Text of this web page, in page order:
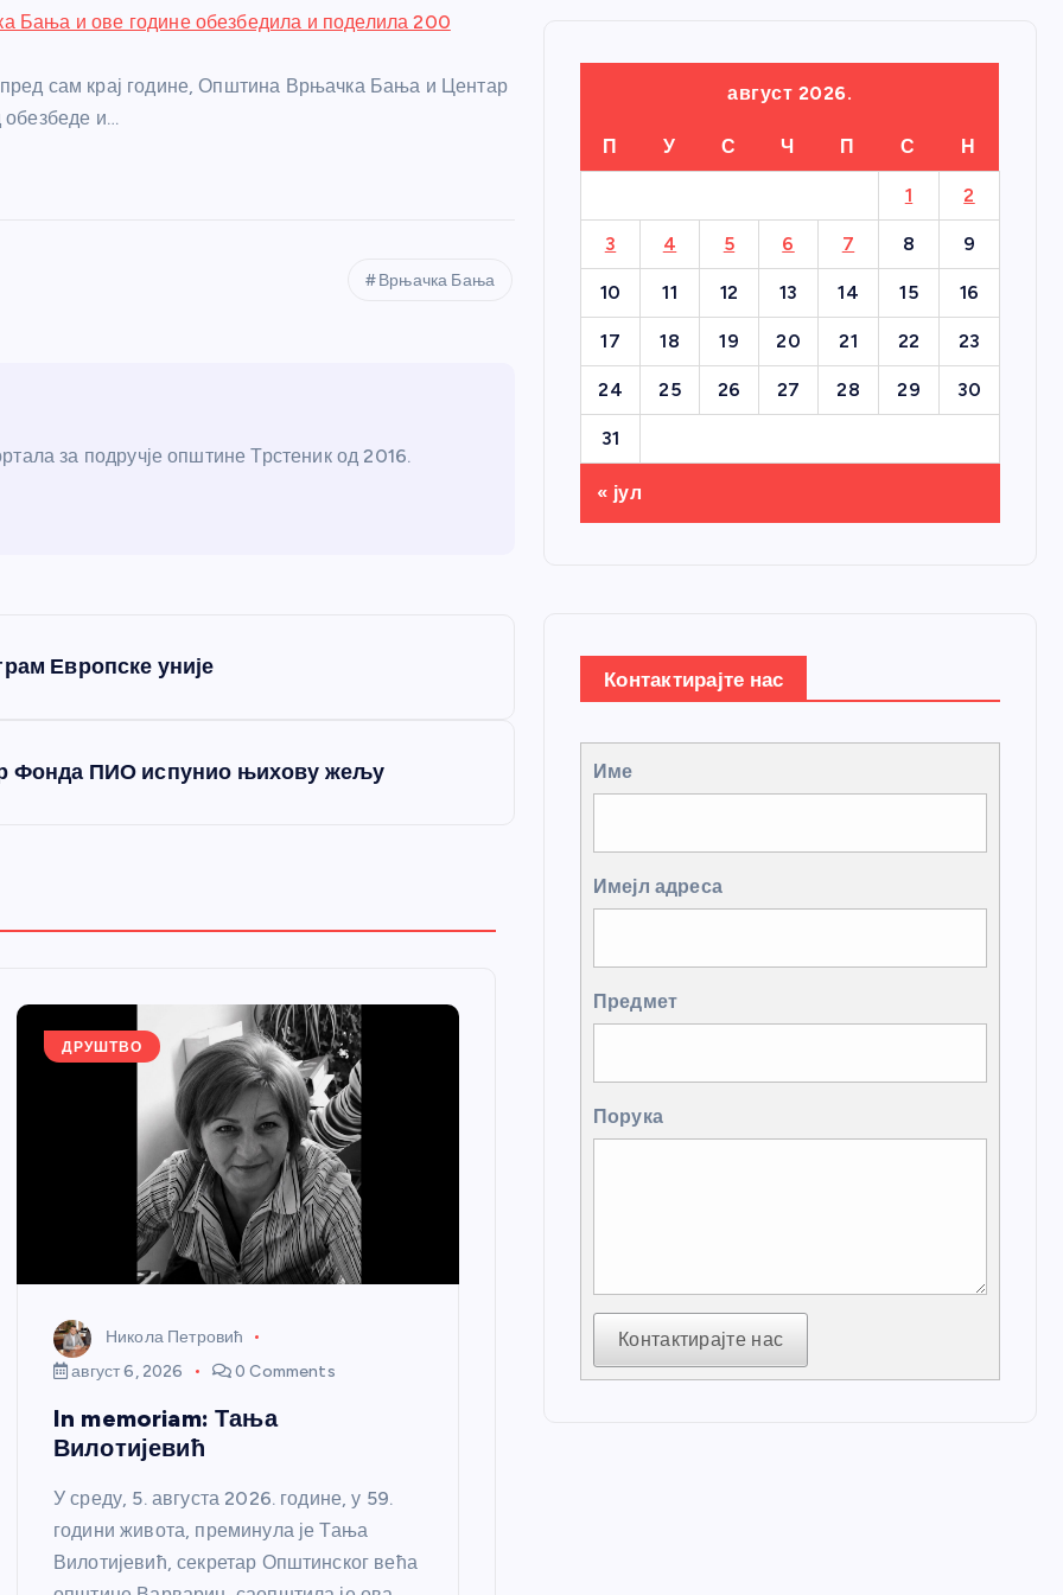
Бања и ове године обезбедила и поделила 200
сам крај године, Општина Врњачка Бања и Центар
обезбеде и…
Врњачка Бања
за подручје општине Трстеник од 2016.
Европске уније
Фонда ПИО испунио њихову жељу
ДРУШТВО
Никола Петровић
август 6, 2026
0 Comments
In memoriam: Тања
Вилотијевић
У среду, 5. августа 2026. године, у 59.
години живота, преминула је Тања
Вилотијевић, секретар Општинског већа
август 2026.
П У С Ч П С Н
1 2
3 4 5 6 7 8 9
10 11 12 13 14 15 16
17 18 19 20 21 22 23
24 25 26 27 28 29 30
31
« јул
Контактирајте нас
Име
Имејл адреса
Предмет
Порука
Контактирајте нас